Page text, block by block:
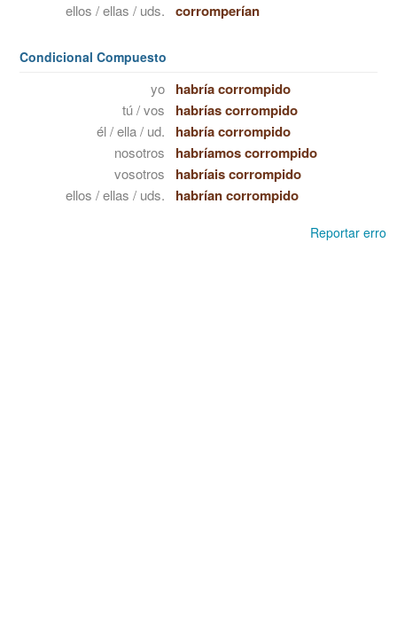
ellos / ellas / uds. corromperían
Condicional Compuesto
yo habría corrompido
tú / vos habrías corrompido
él / ella / ud. habría corrompido
nosotros habríamos corrompido
vosotros habríais corrompido
ellos / ellas / uds. habrían corrompido
Reportar erro